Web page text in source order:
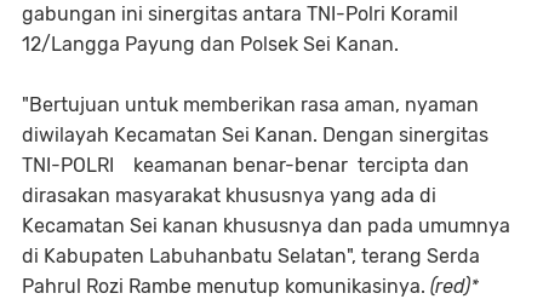
gabungan ini sinergitas antara TNI-Polri Koramil
12/Langga Payung dan Polsek Sei Kanan.
"Bertujuan untuk memberikan rasa aman, nyaman
diwilayah Kecamatan Sei Kanan. Dengan sinergitas
TNI-POLRI keamanan benar-benar tercipta dan
dirasakan masyarakat khususnya yang ada di
Kecamatan Sei kanan khususnya dan pada umumnya
di Kabupaten Labuhanbatu Selatan", terang Serda
Pahrul Rozi Rambe menutup komunikasinya. (red)*